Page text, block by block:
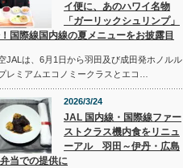
イ便に、あのハワイ名物
「ガーリックシュリンプ」
国際線国内線の夏メニューをお披露目
JALは、6月1日から羽田及び成田発ホノルル
レミアムエコノミークラスとエコ…
2026/3/24
JAL 国内線・国際線ファー
ストクラス機内食をリニュ
ーアル 羽田～伊丹・広島
当での提供に